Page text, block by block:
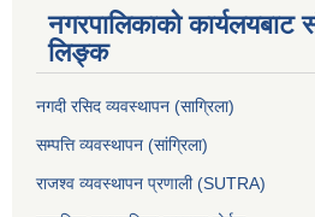
नगरपालिकाको
लिङ्क
नगदी रसिद व्यवस्थापन (साग्रिला)
सम्पत्ति व्यवस्थापन (सांग्रिला)
राजश्व व्यवस्थापन प्रणाली (SUTRA)